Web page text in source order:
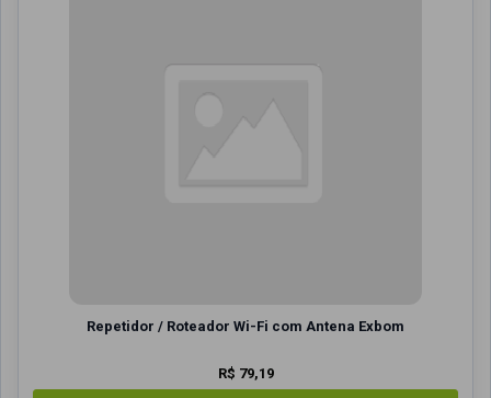
Repetidor / Roteador Wi-Fi com Antena Exbom
R$ 79,19